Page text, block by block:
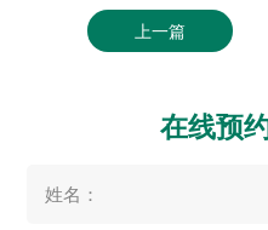
上一篇
在线预
姓名：